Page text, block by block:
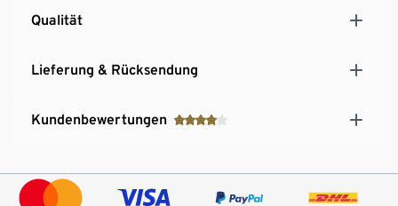
Qualität
Lieferung & Rücksendung
Kundenbewertungen